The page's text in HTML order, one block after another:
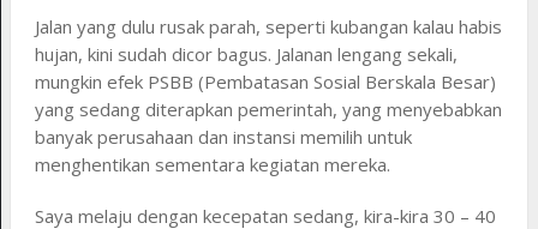
Jalan yang dulu rusak parah, seperti kubangan kalau habis
hujan, kini sudah dicor bagus. Jalanan lengang sekali,
mungkin efek PSBB (Pembatasan Sosial Berskala Besar)
yang sedang diterapkan pemerintah, yang menyebabkan
banyak perusahaan dan instansi memilih untuk
menghentikan sementara kegiatan mereka.
Saya melaju dengan kecepatan sedang, kira-kira 30 – 40